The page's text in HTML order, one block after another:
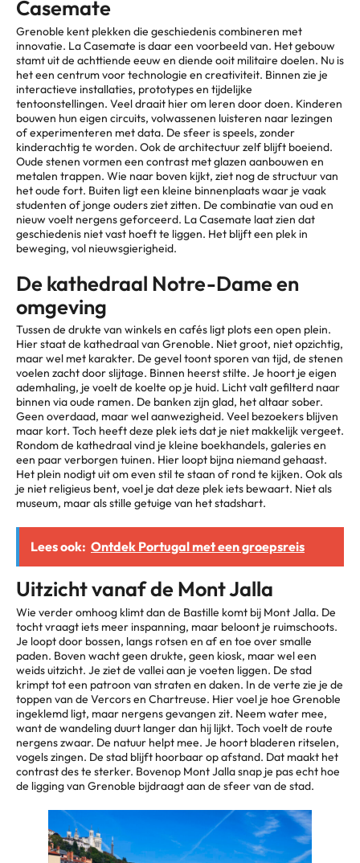
Casemate
Grenoble kent plekken die geschiedenis combineren met
innovatie. La Casemate is daar een voorbeeld van. Het gebouw
stamt uit de achttiende eeuw en diende ooit militaire doelen. Nu is
het een centrum voor technologie en creativiteit. Binnen zie je
interactieve installaties, prototypes en tijdelijke
tentoonstellingen. Veel draait hier om leren door doen. Kinderen
bouwen hun eigen circuits, volwassenen luisteren naar lezingen
of experimenteren met data. De sfeer is speels, zonder
kinderachtig te worden. Ook de architectuur zelf blijft boeiend.
Oude stenen vormen een contrast met glazen aanbouwen en
metalen trappen. Wie naar boven kijkt, ziet nog de structuur van
het oude fort. Buiten ligt een kleine binnenplaats waar je vaak
studenten of jonge ouders ziet zitten. De combinatie van oud en
nieuw voelt nergens geforceerd. La Casemate laat zien dat
geschiedenis niet vast hoeft te liggen. Het blijft een plek in
beweging, vol nieuwsgierigheid.
De kathedraal Notre-Dame en
omgeving
Tussen de drukte van winkels en cafés ligt plots een open plein.
Hier staat de kathedraal van Grenoble. Niet groot, niet opzichtig,
maar wel met karakter. De gevel toont sporen van tijd, de stenen
voelen zacht door slijtage. Binnen heerst stilte. Je hoort je eigen
ademhaling, je voelt de koelte op je huid. Licht valt gefilterd naar
binnen via oude ramen. De banken zijn glad, het altaar sober.
Geen overdaad, maar wel aanwezigheid. Veel bezoekers blijven
maar kort. Toch heeft deze plek iets dat je niet makkelijk vergeet.
Rondom de kathedraal vind je kleine boekhandels, galeries en
een paar verborgen tuinen. Hier loopt bijna niemand gehaast.
Het plein nodigt uit om even stil te staan of rond te kijken. Ook als
je niet religieus bent, voel je dat deze plek iets bewaart. Niet als
museum, maar als stille getuige van het stadshart.
Lees ook: Ontdek Portugal met een groepsreis
Uitzicht vanaf de Mont Jalla
Wie verder omhoog klimt dan de Bastille komt bij Mont Jalla. De
tocht vraagt iets meer inspanning, maar beloont je ruimschoots.
Je loopt door bossen, langs rotsen en af en toe over smalle
paden. Boven wacht geen drukte, geen kiosk, maar wel een
weids uitzicht. Je ziet de vallei aan je voeten liggen. De stad
krimpt tot een patroon van straten en daken. In de verte zie je de
toppen van de Vercors en Chartreuse. Hier voel je hoe Grenoble
ingeklemd ligt, maar nergens gevangen zit. Neem water mee,
want de wandeling duurt langer dan hij lijkt. Toch voelt de route
nergens zwaar. De natuur helpt mee. Je hoort bladeren ritselen,
vogels zingen. De stad blijft hoorbaar op afstand. Dat maakt het
contrast des te sterker. Bovenop Mont Jalla snap je pas echt hoe
de ligging van Grenoble bijdraagt aan de sfeer van de stad.